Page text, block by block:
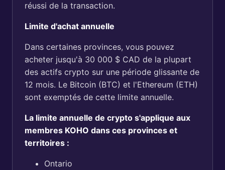
réussi de la transaction.
Limite d'achat annuelle
Dans certaines provinces, vous pouvez
acheter jusqu'à 30 000 $ CAD de la plupart
des actifs crypto sur une période glissante de
12 mois. Le Bitcoin (BTC) et l'Ethereum (ETH)
sont exemptés de cette limite annuelle.
La limite annuelle de crypto s'applique aux
membres KOHO dans ces provinces et
territoires :
Ontario